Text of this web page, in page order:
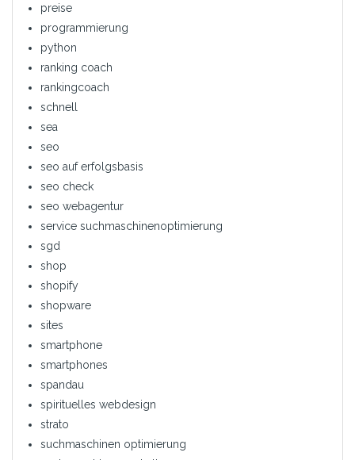
preise
programmierung
python
ranking coach
rankingcoach
schnell
sea
seo
seo auf erfolgsbasis
seo check
seo webagentur
service suchmaschinenoptimierung
sgd
shop
shopify
shopware
sites
smartphone
smartphones
spandau
spirituelles webdesign
strato
suchmaschinen optimierung